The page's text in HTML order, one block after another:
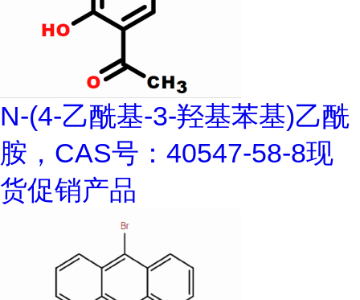
N-(4-乙酰基-3-羟基苯基)乙酰
胺，CAS号：40547-58-8现
货促销产品